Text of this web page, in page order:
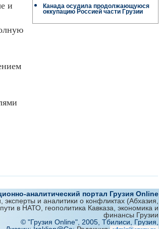
и
Канада осудила продолжающуюся
оккупацию Россией части Грузии
аналитический портал Грузия Online
эксперты и аналитики о конфликтах (Абхазия,
в НАТО, геополитика Кавказа, экономика и
финансы Грузии
© "Грузия Online", 2005, Тбилиси, Грузия,